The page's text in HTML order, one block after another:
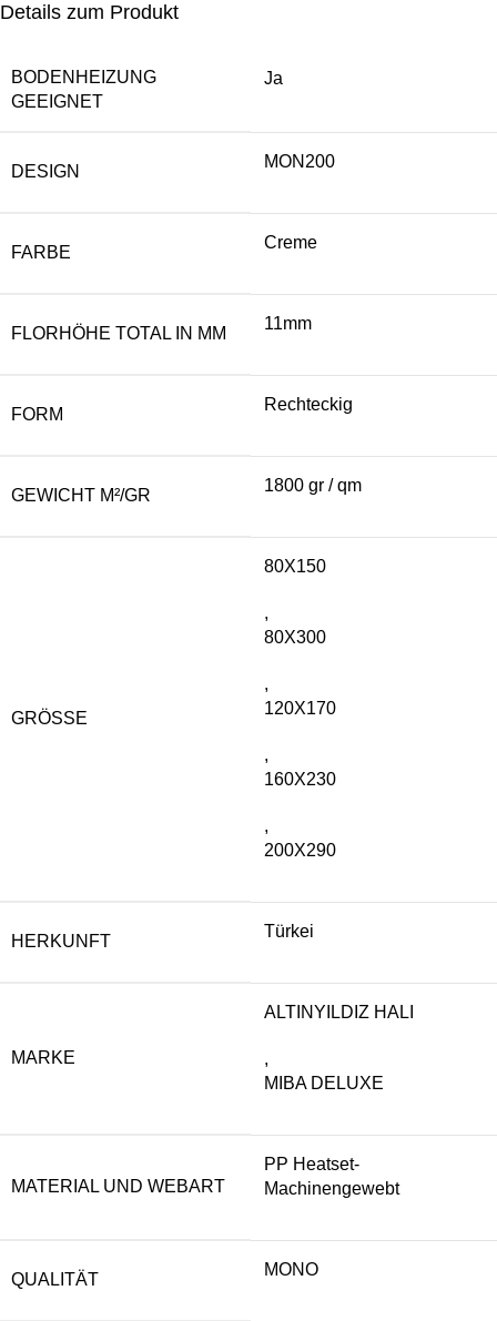
Details zum Produkt
BODENHEIZUNG
GEEIGNET
Ja
DESIGN
MON200
FARBE
Creme
FLORHÖHE TOTAL IN MM
11mm
FORM
Rechteckig
GEWICHT M²/GR
1800 gr / qm
GRÖSSE
80X150
,
80X300
,
120X170
,
160X230
,
200X290
HERKUNFT
Türkei
MARKE
ALTINYILDIZ HALI
,
MIBA DELUXE
MATERIAL UND WEBART
PP Heatset-
Machinengewebt
QUALITÄT
MONO